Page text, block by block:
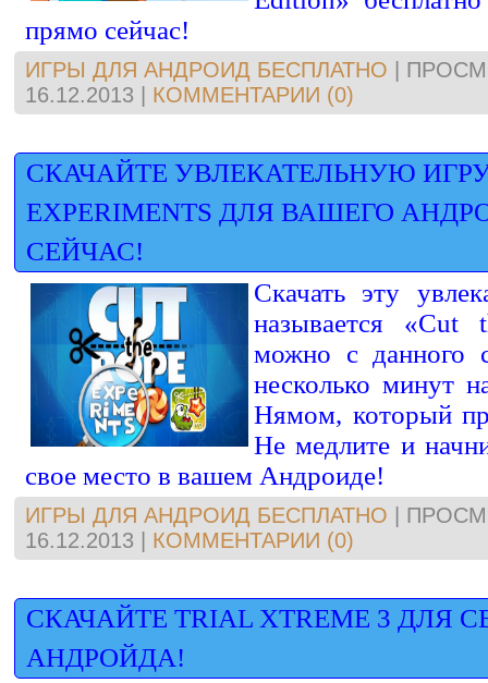
прямо сейчас!
ИГРЫ ДЛЯ АНДРОИД БЕСПЛАТНО
16.12.2013
КОММЕНТАРИИ (0)
СКАЧАЙТЕ УВЛЕКАТЕЛЬНУЮ ИГРУ
EXPERIMENTS ДЛЯ ВАШЕГО
СЕЙЧАС!
Скачать эту
называется «Cut
можно с данного
несколько минут
Нямом, который
Не медлите и
свое место в вашем Андроиде!
ИГРЫ ДЛЯ АНДРОИД БЕСПЛАТНО
16.12.2013
КОММЕНТАРИИ (0)
СКАЧАЙТЕ TRIAL XTREME 3 ДЛЯ
АНДРОЙДА!